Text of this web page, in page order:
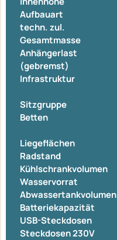
Aufbauart
techn. zul.
Gesamtmasse
Anhängerlast
(gebremst)
Infrastruktur
Sitzgruppe
Betten
Liegeflächen
Radstand
Kühlschrankvolumen
Wasservorrat
Abwassertankvolumen
Batteriekapazität
USB-Steckdosen
Steckdosen 230V